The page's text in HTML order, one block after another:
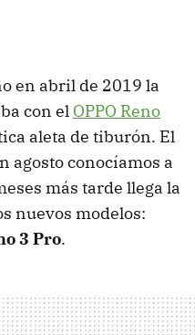
en abril de 2019 la
con el OPPO Reno
aleta de tiburón. El
agosto conocíamos a
más tarde llega la
nuevos modelos:
3 Pro.